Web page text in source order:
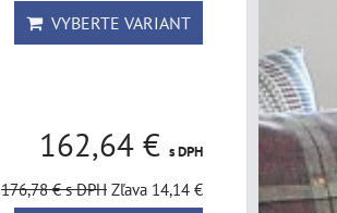
VYBERTE VARIANT
162,64 € s DPH
176,78 €s DPH Zľava 14,14 €